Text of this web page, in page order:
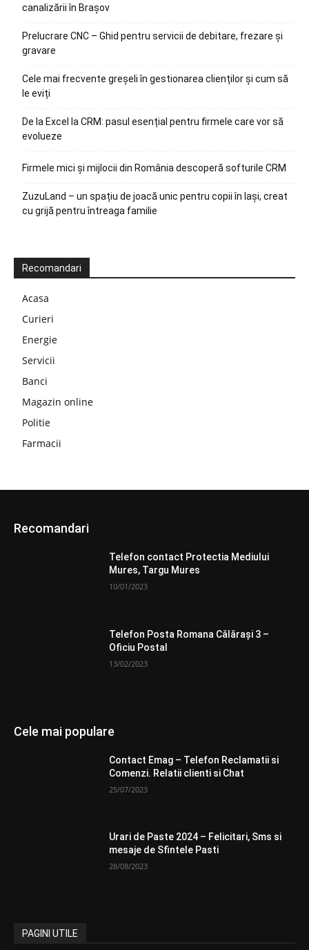
canalizării în Brașov
Prelucrare CNC – Ghid pentru servicii de debitare, frezare și
gravare
Cele mai frecvente greșeli în gestionarea clienților și cum să
le eviți
De la Excel la CRM: pasul esențial pentru firmele care vor să
evolueze
Firmele mici și mijlocii din România descoperă softurile CRM
ZuzuLand – un spațiu de joacă unic pentru copii în Iași, creat
cu grijă pentru întreaga familie
Recomandari
Acasa
Curieri
Energie
Servicii
Banci
Magazin online
Politie
Farmacii
Recomandari
Telefon contact Protectia Mediului
Mures, Targu Mures
10/01/2023
Telefon Posta Romana Călăraşi 3 –
Oficiu Postal
13/02/2023
Cele mai populare
Contact Emag – Telefon Reclamatii si
Comenzi. Relatii clienti si Chat
25/07/2023
Urari de Paste 2024 – Felicitari, Sms si
mesaje de Sfintele Pasti
28/08/2023
PAGINI UTILE